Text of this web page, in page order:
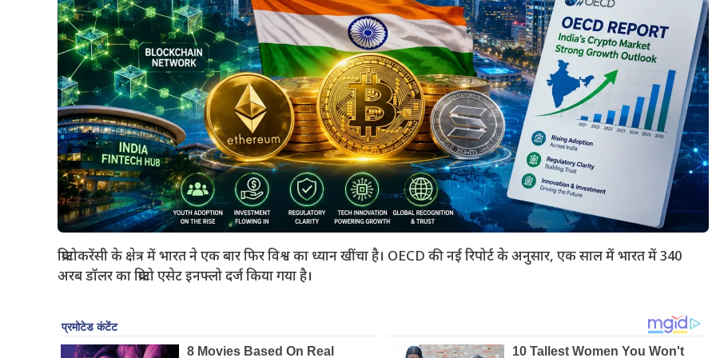
क्रिप्टोकरेंसी के क्षेत्र में भारत ने एक बार फिर विश्व का ध्यान खींचा है। OECD की नई रिपोर्ट के अनुसार, एक साल में भारत में 340
अरब डॉलर का क्रिप्टो एसेट इनफ्लो दर्ज किया गया है।